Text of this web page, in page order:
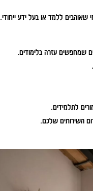
שאוהבים ללמד או בעל ידע ייחודי.
שמחפשים עזרה בלימודים.
לתלמידים.
השירותים שלכם.